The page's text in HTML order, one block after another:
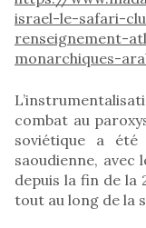
israel-le-safari-
renseignement-
monarchiques-
combat au
soviétique a
saoudienne, avec
depuis la fin de la
tout au long de la